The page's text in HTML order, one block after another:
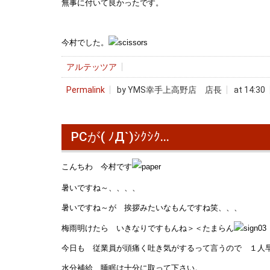
無事に付いて良かったです。
今村でした。
アルテッツア
Permalink by YMS幸手上高野店 店長 at 14:30
PCが( ﾉД`)ｼｸｼｸ...
こんちわ 今村です
暑いですね～、、、、
暑いですね～が 挨拶みたいなもんですね笑、、、
梅雨明けたら いきなりですもんね＞＜たまらん
今日も 従業員が頭痛く吐き気がするって言うので １人早
水分補給 睡眠は十分に取って下さい。